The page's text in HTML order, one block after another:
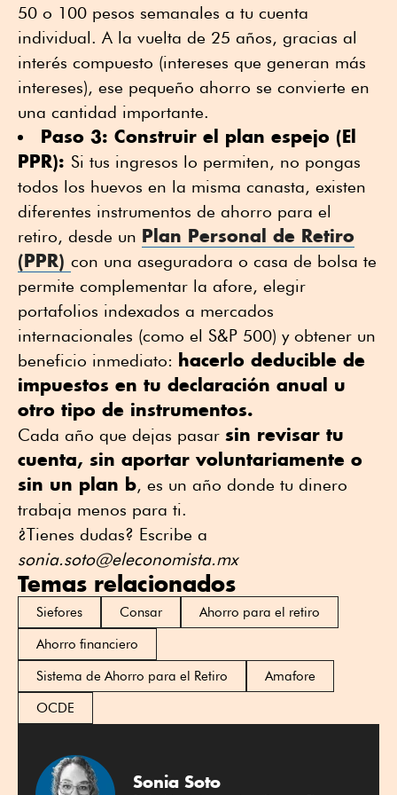
50 o 100 pesos semanales a tu cuenta
individual. A la vuelta de 25 años, gracias al
interés compuesto (intereses que generan más
intereses), ese pequeño ahorro se convierte en
una cantidad importante.
Paso 3: Construir el plan espejo (El
PPR): Si tus ingresos lo permiten, no pongas
todos los huevos en la misma canasta, existen
diferentes instrumentos de ahorro para el
retiro, desde un Plan Personal de Retiro
(PPR) con una aseguradora o casa de bolsa te
permite complementar la afore, elegir
portafolios indexados a mercados
internacionales (como el S&P 500) y obtener un
beneficio inmediato: hacerlo deducible de
impuestos en tu declaración anual u
otro tipo de instrumentos.
Cada año que dejas pasar sin revisar tu
cuenta, sin aportar voluntariamente o
sin un plan b, es un año donde tu dinero
trabaja menos para ti.
¿Tienes dudas? Escribe a
sonia.soto@eleconomista.mx
Temas relacionados
Siefores Consar
Ahorro para el retiro
Ahorro financiero
Sistema de Ahorro para el Retiro
Amafore
OCDE
Sonia Soto